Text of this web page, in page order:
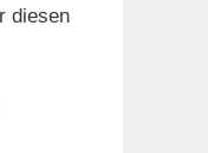
diesen